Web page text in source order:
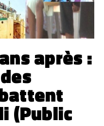
après :
(Public